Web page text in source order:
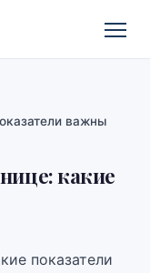
важны
какие
показатели